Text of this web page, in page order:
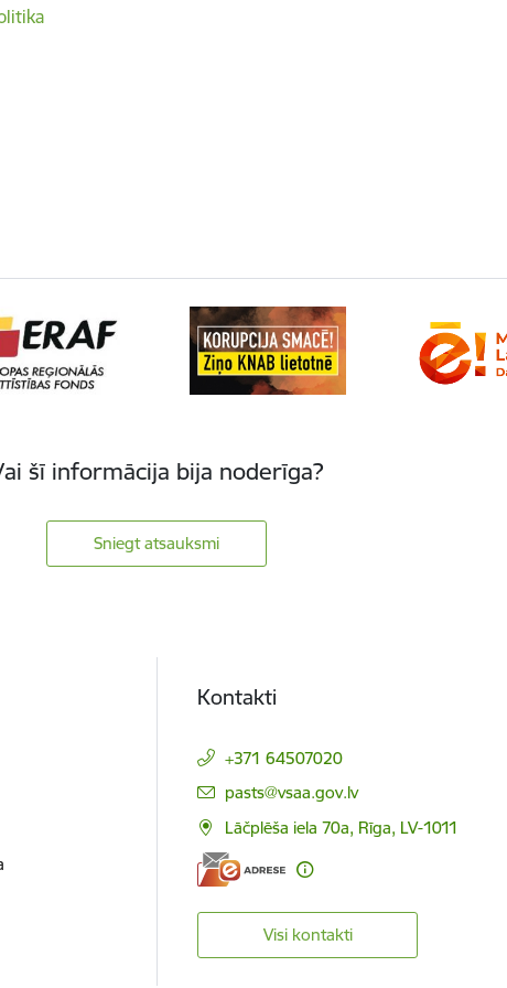
šī informācija bija noderīga?
Sniegt atsauksmi
Kontakti
+371 64507020
E-pasts:
pasts@vsaa.gov.lv
Lāčplēša iela 70a, Rīga, LV-1011
Visi kontakti